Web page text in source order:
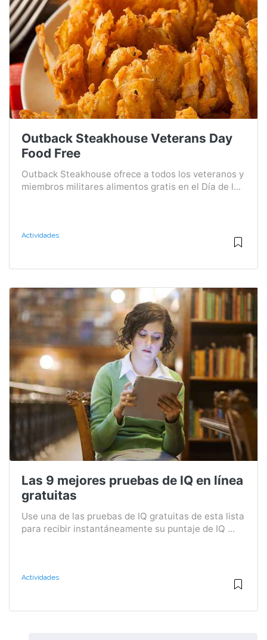
Outback Steakhouse Veterans Day
Food Free
Outback Steakhouse ofrece a todos los veteranos y
miembros militares alimentos gratis en el Día de l...
Actividades
Las 9 mejores pruebas de IQ en línea
gratuitas
Use una de las pruebas de IQ gratuitas de esta lista
para recibir instantáneamente su puntaje de IQ ...
Actividades